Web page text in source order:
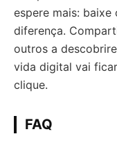
espere mais:
diferença.
outros a
vida digital vai
clique.
FAQ